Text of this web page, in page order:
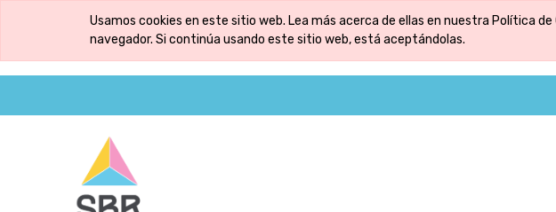
Usamos cookies en este sitio web. Lea más acerca de ellas en nuestra Política
navegador. Si continúa usando este sitio web, está aceptándolas.